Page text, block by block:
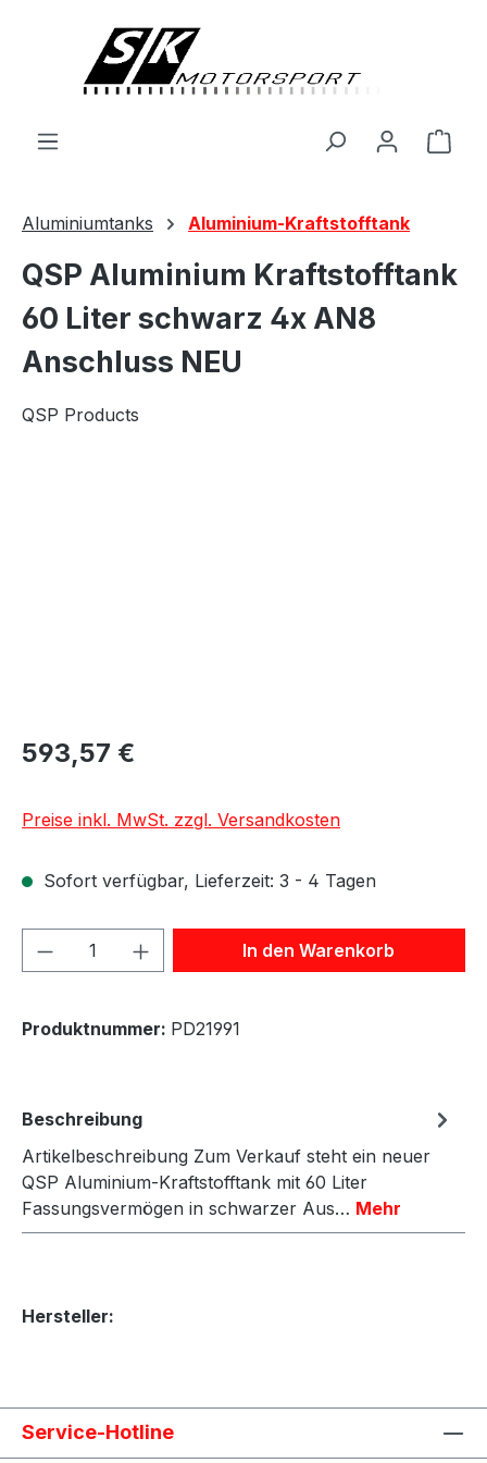
Aluminiumtanks Aluminium-Kraftstofftank
QSP Aluminium Kraftstofftank
60 Liter schwarz 4x AN8
Anschluss NEU
QSP Products
593,57 €
Preise inkl. MwSt. zzgl. Versandkosten
Sofort verfügbar, Lieferzeit: 3 - 4 Tagen
Produkt Anzahl: Gib denIn den Warenkorb
Produktnummer: PD21991
Beschreibung
Artikelbeschreibung Zum Verkauf steht ein neuer
QSP Aluminium-Kraftstofftank mit 60 Liter
Fassungsvermögen in schwarzer Aus… Mehr
Hersteller:
Service-Hotline